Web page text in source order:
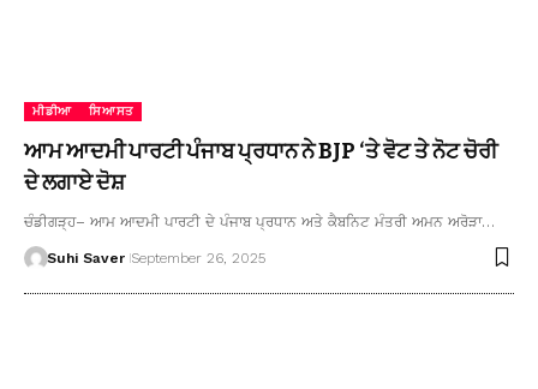
ਮੀਡੀਆ ਸਿਆਸਤ
ਆਮ ਆਦਮੀ ਪਾਰਟੀ ਪੰਜਾਬ ਪ੍ਰਧਾਨ ਨੇ BJP ‘ਤੇ ਵੋਟ ਤੇ ਨੋਟ ਚੋਰੀ
ਦੇ ਲਗਾਏ ਦੋਸ਼
ਚੰਡੀਗੜ੍ਹ– ਆਮ ਆਦਮੀ ਪਾਰਟੀ ਦੇ ਪੰਜਾਬ ਪ੍ਰਧਾਨ ਅਤੇ ਕੈਬਨਿਟ ਮੰਤਰੀ ਅਮਨ ਅਰੋੜਾ…
Suhi Saver September 26, 2025